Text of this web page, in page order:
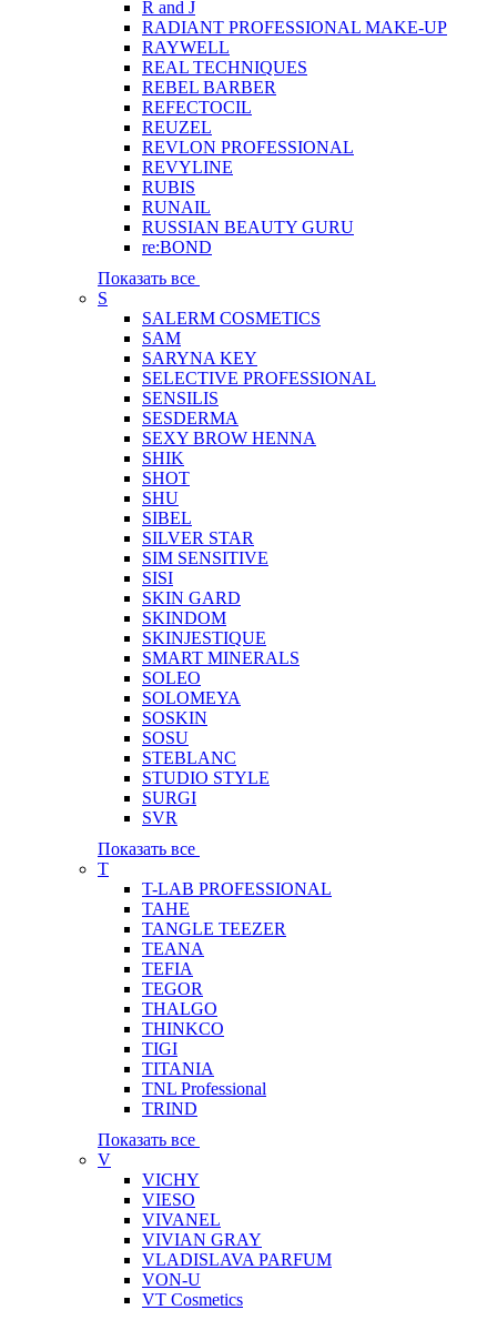
R and J
RADIANT PROFESSIONAL MAKE-UP
RAYWELL
REAL TECHNIQUES
REBEL BARBER
REFECTOCIL
REUZEL
REVLON PROFESSIONAL
REVYLINE
RUBIS
RUNAIL
RUSSIAN BEAUTY GURU
re:BOND
Показать все
S
SALERM COSMETICS
SAM
SARYNA KEY
SELECTIVE PROFESSIONAL
SENSILIS
SESDERMA
SEXY BROW HENNA
SHIK
SHOT
SHU
SIBEL
SILVER STAR
SIM SENSITIVE
SISI
SKIN GARD
SKINDOM
SKINJESTIQUE
SMART MINERALS
SOLEO
SOLOMEYA
SOSKIN
SOSU
STEBLANC
STUDIO STYLE
SURGI
SVR
Показать все
T
T-LAB PROFESSIONAL
TAHE
TANGLE TEEZER
TEANA
TEFIA
TEGOR
THALGO
THINKCO
TIGI
TITANIA
TNL Professional
TRIND
Показать все
V
VICHY
VIESO
VIVANEL
VIVIAN GRAY
VLADISLAVA PARFUM
VON-U
VT Cosmetics